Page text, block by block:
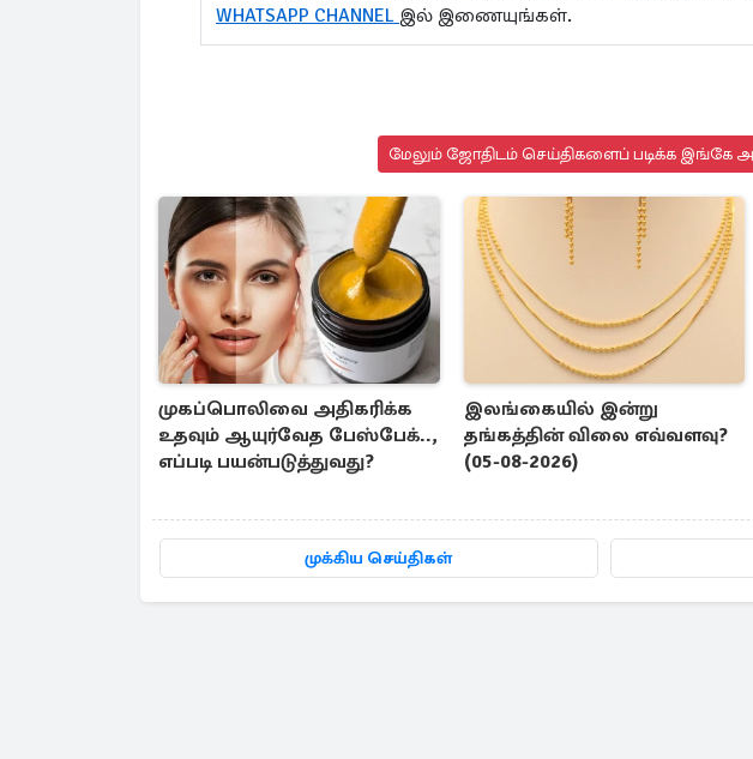
WHATSAPP CHANNEL இல் இணையுங்கள்.
மேலும் ஜோதிடம் செய்திகளைப் படிக்க இங்கே
முகப்பொலிவை அதிகரிக்க
உதவும் ஆயுர்வேத பேஸ்பேக்..,
எப்படி பயன்படுத்துவது?
இலங்கையில் இன்று
தங்கத்தின் விலை எவ்வளவு?
(05-08-2026)
முக்கிய செய்திகள்